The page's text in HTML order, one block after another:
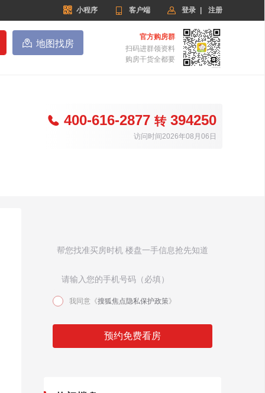
 小程序  客户端  登录 注册
 地图找房
官方购房群
扫码进群领资料
购房干货全都要
 400-616-2877 转394250
访问时间2026年08月06日
帮您找准买房时机 楼盘一手信息抢先知道
我同意《搜狐焦点隐私保护政策》
预约免费看房